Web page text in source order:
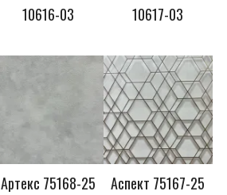
10616-03
10617-03
Артекс 75168-25 Аспект 75167-25